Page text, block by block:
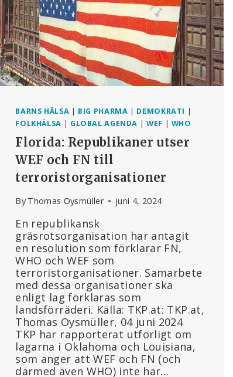
BARNS HÄLSA | BIG PHARMA | DEMOKRATI |
FOLKHÄLSA | GLOBAL AGENDA | WEF | WHO
Florida: Republikaner utser
WEF och FN till
terroristorganisationer
By Thomas Oysmüller juni 4, 2024
En republikansk
gräsrotsorganisation har antagit
en resolution som förklarar FN,
WHO och WEF som
terroristorganisationer. Samarbete
med dessa organisationer ska
enligt lag förklaras som
landsförräderi. Källa: TKP.at: TKP.at,
Thomas Oysmüller, 04 juni 2024
TKP har rapporterat utförligt om
lagarna i Oklahoma och Louisiana,
som anger att WEF och FN (och
därmed även WHO) inte har…